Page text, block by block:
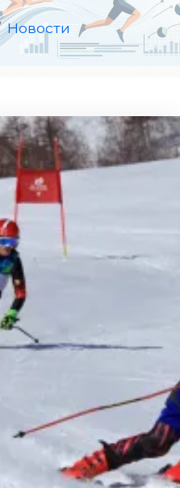
Новости